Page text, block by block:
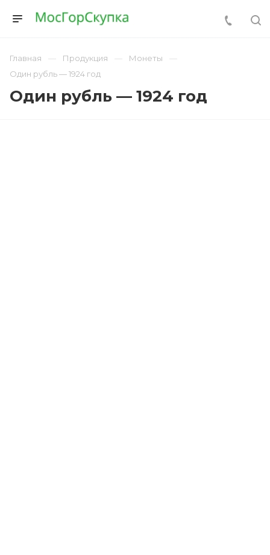
Главная Продукция
Монеты
Один рубль — 1924 год
Один рубль — 1924 год